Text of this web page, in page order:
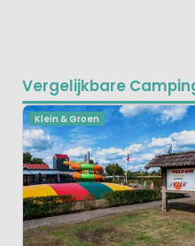
Vergelijkbare
Klein & Groen